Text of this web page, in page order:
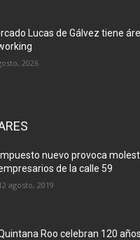
Lucas de Gálvez tiene
2026
Impuesto nuevo provoca
de la calle 59
agosto, 2019
Roo celebran 120